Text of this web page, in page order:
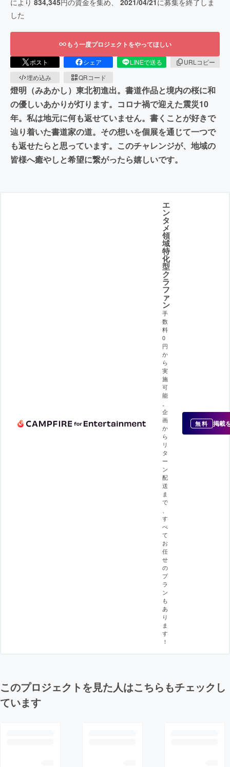
により 834,345円の資金を集め、 2021/04/21に募集を終了しま
した
もう一度プロジェクトをやってほしい
ポスト シェア LINEで送る
URLコピー
埋め込み
QRコード
燈明（みあかし）東北初進出。書道作品と境内の桜に和
の優しいあかりが灯ります。コロナ禍で迎えた震災10
年。私は地元に何も返せていません。書くことが好きで
辿り着いた書道家の道。その想いを個展を通じて一つで
も返せたらと思っています。このチャレンジが、地域の
皆様へ癒やしと希望に繋がったら嬉しいです。
エ
ン
タ
メ
領
域
特
化
型
ク
ラ
フ
ァ
ン
手
数
料
0
円
か
ら
実
施
可
能
。
企
画
か
ら
リ
タ
ー
ン
配
送
ま
で
、
す
べ
て
お
任
せ
の
プ
ラ
ン
も
あ
り
ま
す
！
無料 掲載
このプロジェクトを見た人はこちらもチェックし
ています